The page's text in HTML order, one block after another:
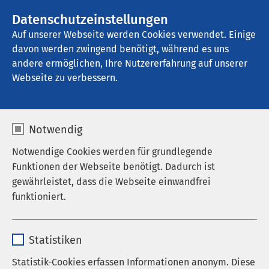
Datenschutzeinstellungen
Auf unserer Webseite werden Cookies verwendet. Einige
davon werden zwingend benötigt, während es uns
andere ermöglichen, Ihre Nutzererfahrung auf unserer
Webseite zu verbessern.
Notwendig
Notwendige Cookies werden für grundlegende
Funktionen der Webseite benötigt. Dadurch ist
gewährleistet, dass die Webseite einwandfrei
funktioniert.
Anbieter sgalinski
Statistiken
Statistik-Cookies erfassen Informationen anonym. Diese
AMEOS Klinikum Staßfurt